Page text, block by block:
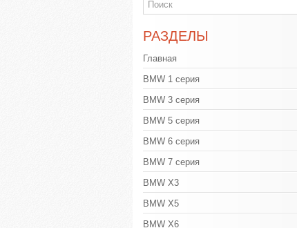
РАЗДЕЛЫ
Главная
BMW 1 серия
BMW 3 серия
BMW 5 серия
BMW 6 серия
BMW 7 серия
BMW X3
BMW X5
BMW X6